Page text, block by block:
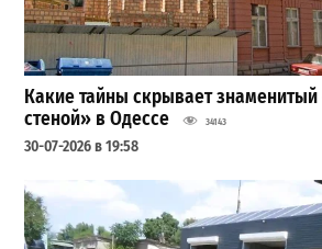
Какие тайны скрывает
стеной» в Одессе
34143
30-07-2026 в 19:58